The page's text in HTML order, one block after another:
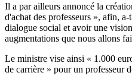
Il a par ailleurs annoncé la
d'achat des professeurs », afin,
dialogue social et avoir une
augmentations que nous allons
Le ministre vise ainsi « 1.000
de carrière » pour un professeur